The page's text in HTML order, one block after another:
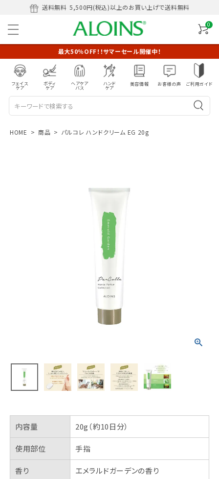
送料無料 5,500円(税込)以上のお買い上げで送料無料
0
最大50％OFF！！サマーセール開催中！
フェイス
ケア
ボディ
ケア
ヘアケア
バス
ハンド
ケア
美容情報 お客様の声 ご利用ガイド
HOME 商品 パルコレ ハンドクリーム EG 20g
内容量 20g（約10日分）
使用部位 手指
香り エメラルドガーデンの香り